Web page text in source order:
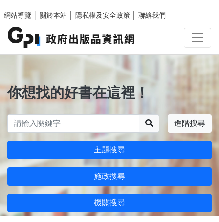
網站導覽
關於本站 隱私權及安全政策 聯絡我們
你想找的好書在這裡！
進階搜尋
主題搜尋
施政搜尋
機關搜尋